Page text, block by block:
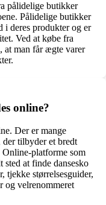
pålidelige butikker
Pålidelige butikker
i deres produkter og er
Ved at købe fra
at man får ægte varer
online?
Der er mange
der tilbyder et bredt
Online-platforme som
at finde dansesko
tjekke størrelsesguider,
og velrenommeret